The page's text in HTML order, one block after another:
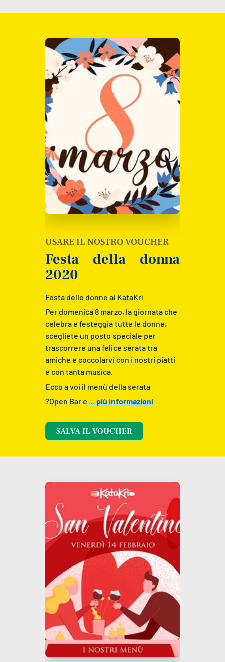
USARE IL NOSTRO VOUCHER
Festa della donna
2020
Festa delle donne al KataKrì
Per domenica 8 marzo, la giornata che
celebra e festeggia tutte le donne,
scegliete un posto speciale per
trascorrere una felice serata tra
amiche e coccolarvi con i nostri piatti
e con tanta musica.
Ecco a voi il menù della serata
?Open Bar e ... più informazioni
SALVA IL VOUCHER